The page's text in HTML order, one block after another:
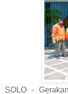
SOLO -